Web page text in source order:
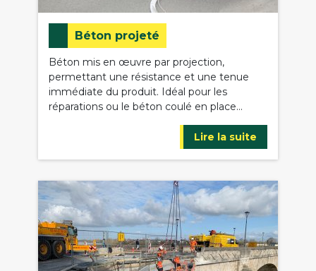
Béton projeté
Béton mis en œuvre par projection,
permettant une résistance et une tenue
immédiate du produit. Idéal pour les
réparations ou le béton coulé en place…
Lire la suite